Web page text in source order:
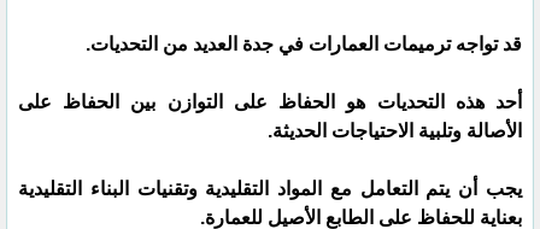
قد تواجه ترميمات العمارات في جدة العديد من التحديات.
أحد هذه التحديات هو الحفاظ على التوازن بين الحفاظ على
الأصالة وتلبية الاحتياجات الحديثة.
يجب أن يتم التعامل مع المواد التقليدية وتقنيات البناء التقليدية
بعناية للحفاظ على الطابع الأصيل للعمارة.